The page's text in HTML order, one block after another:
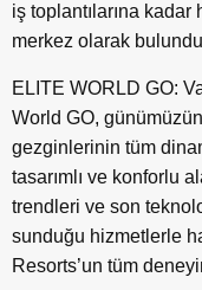
iş toplantılarına
merkez olarak
ELITE WORLD GO:
World GO,
gezginlerinin tüm
tasarımlı ve konforlu
trendleri ve son
sunduğu hizmetlerle
Resorts’un tüm